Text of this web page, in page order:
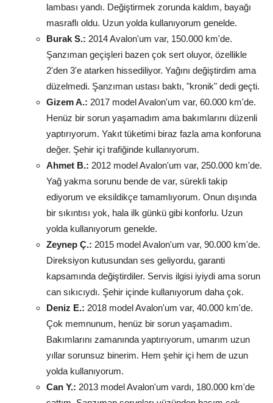
lambası yandı. Değiştirmek zorunda kaldım, bayağı
masraflı oldu. Uzun yolda kullanıyorum genelde.
Burak S.: 2014 Avalon'um var, 150.000 km'de.
Şanzıman geçişleri bazen çok sert oluyor, özellikle
2'den 3'e atarken hissediliyor. Yağını değiştirdim ama
düzelmedi. Şanzıman ustası baktı, "kronik" dedi geçti.
Gizem A.: 2017 model Avalon'um var, 60.000 km'de.
Henüz bir sorun yaşamadım ama bakımlarını düzenli
yaptırıyorum. Yakıt tüketimi biraz fazla ama konforuna
değer. Şehir içi trafiğinde kullanıyorum.
Ahmet B.: 2012 model Avalon'um var, 250.000 km'de.
Yağ yakma sorunu bende de var, sürekli takip
ediyorum ve eksildikçe tamamlıyorum. Onun dışında
bir sıkıntısı yok, hala ilk günkü gibi konforlu. Uzun
yolda kullanıyorum genelde.
Zeynep Ç.: 2015 model Avalon'um var, 90.000 km'de.
Direksiyon kutusundan ses geliyordu, garanti
kapsamında değiştirdiler. Servis ilgisi iyiydi ama sorun
can sıkıcıydı. Şehir içinde kullanıyorum daha çok.
Deniz E.: 2018 model Avalon'um var, 40.000 km'de.
Çok memnunum, henüz bir sorun yaşamadım.
Bakımlarını zamanında yaptırıyorum, umarım uzun
yıllar sorunsuz binerim. Hem şehir içi hem de uzun
yolda kullanıyorum.
Can Y.: 2013 model Avalon'um vardı, 180.000 km'de